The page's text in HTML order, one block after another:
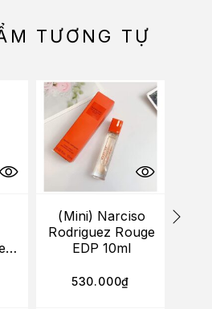
TƯƠNG TỰ
(Mini) Narciso
Rodriguez Rouge
EDP 10ml
530.000₫